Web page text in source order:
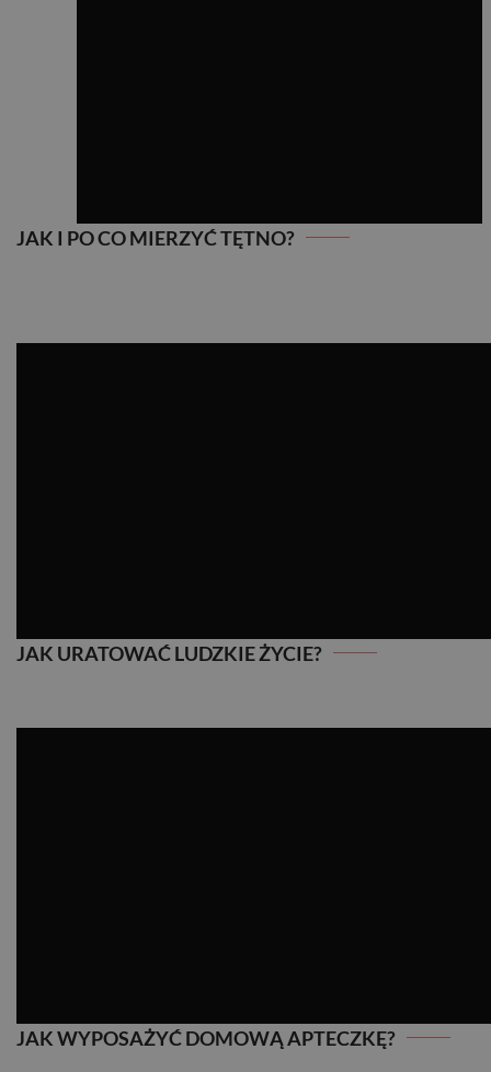
JAK I PO CO MIERZYĆ TĘTNO?
JAK URATOWAĆ LUDZKIE ŻYCIE?
JAK WYPOSAŻYĆ DOMOWĄ APTECZKĘ?